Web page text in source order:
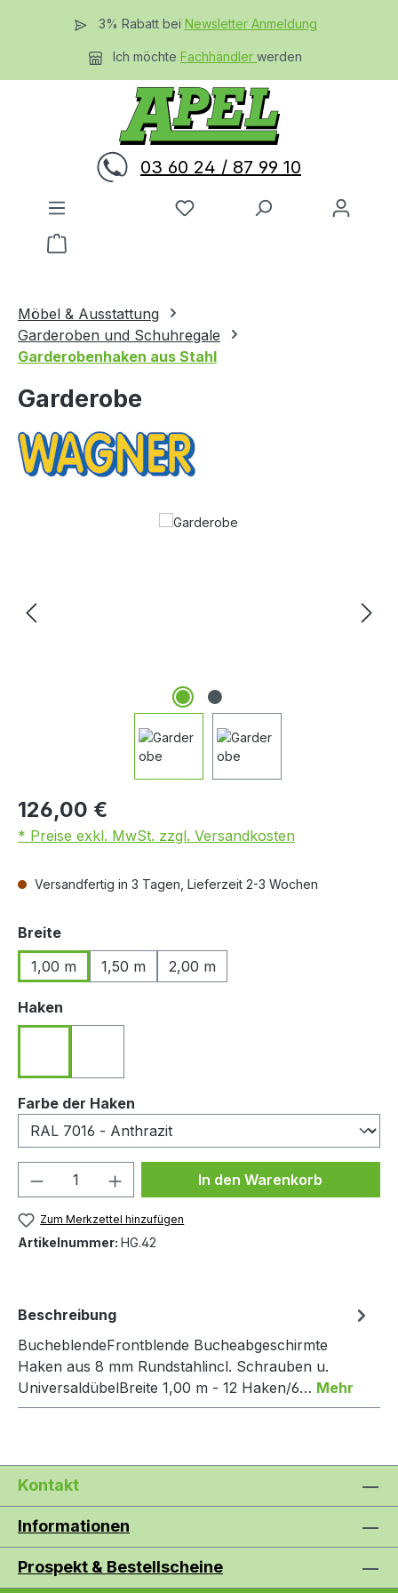
Zum Hauptinhalt springen
3% Rabatt bei Newsletter Anmeldung
Ich möchteFachhändlerwerden
03 60 24 / 87 99 10
Du hast 0 Produkte auf dem
Warenkorb enthält 0 Positionen. Der
Möbel & Ausstattung
Garderoben und Schuhregale
Garderobenhaken aus Stahl
Garderobe
Bildergalerie überspringen
126,00 €
* Preise exkl. MwSt. zzgl. Versandkosten
Versandfertig in 3 Tagen, Lieferzeit 2-3 Wochen
Breiteauswählen
1,00 m
1,50 m 2,00 m
Haken
Farbe der Haken
Produkt Anzahl: Gib denIn den Warenkorb
Zum Merkzettel hinzufügen
Artikelnummer: HG.42
Beschreibung
BucheblendeFrontblende Bucheabgeschirmte
Haken aus 8 mm Rundstahlincl. Schrauben u.
UniversaldübelBreite 1,00 m - 12 Haken/6… Mehr
Kontakt
Informationen
Prospekt & Bestellscheine